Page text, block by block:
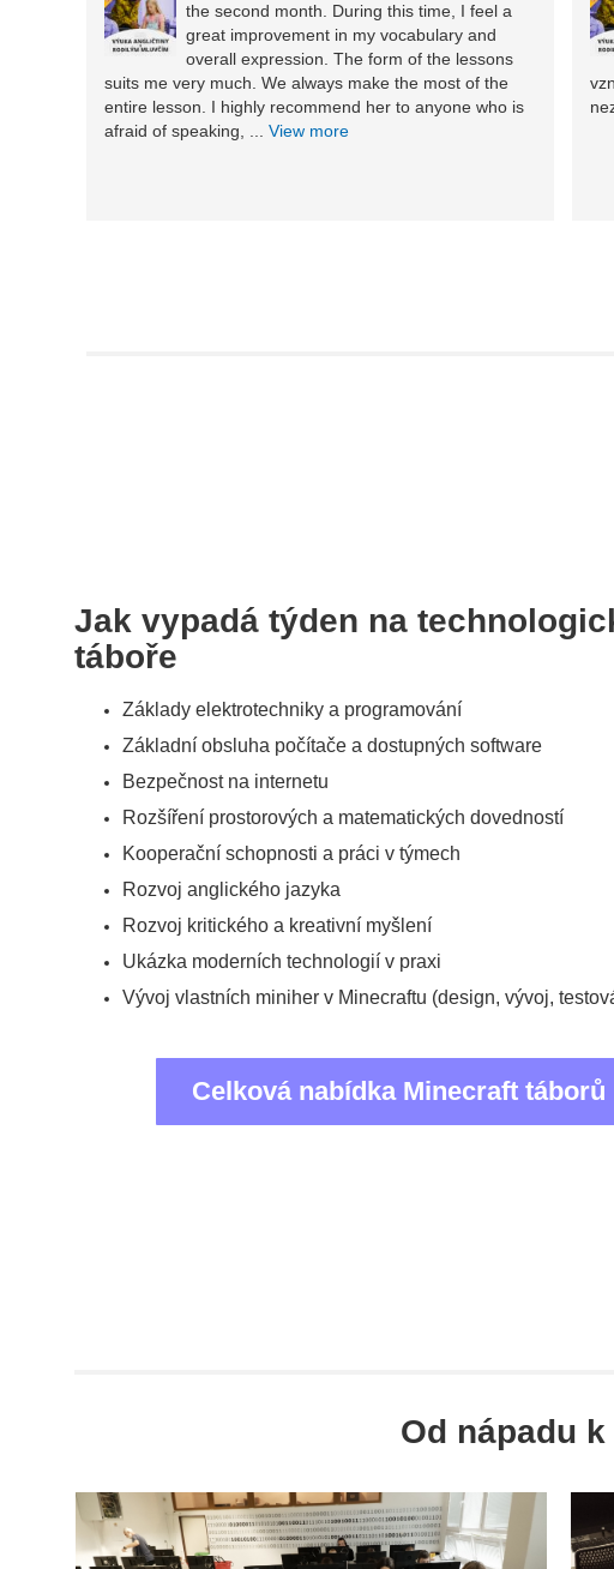
the second month. During this time, I feel a
great improvement in my vocabulary and
overall expression. The form of the lessons
suits me very much. We always make the most of the
entire lesson. I highly recommend her to anyone who is
afraid of speaking, ... View more
Jak vypadá týden na
táboře
Základy elektrotechniky a programování
Základní obsluha počítače a dostupných software
Bezpečnost na internetu
Rozšíření prostorových a matematických dovedností
Kooperační schopnosti a práci v týmech
Rozvoj anglického jazyka
Rozvoj kritického a kreativní myšlení
Ukázka moderních technologií v praxi
Vývoj vlastních miniher v Minecraftu (design, vývoj,
Celková nabídka Minecraft táborů
Od nápadu